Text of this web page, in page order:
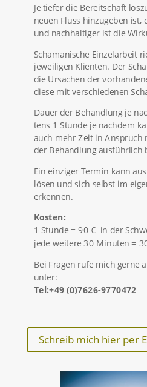
Je tiefer die Bereit­schaft
neuen Fluss hinzu­geben ist,
und nachhal­tiger ist die
Schaman­ische Einzel­ar­beit
jewei­ligen Klienten. Der
die Ursachen der
diese mit verschie­denen
Dauer der Behand­lung je
tens 1 Stunde je nachdem
auch mehr Zeit in Anspruch
der Behand­lung ausführ­lich
Ein einziger Termin kann
lösen und sich selbst im
erkennen.
Kosten:
1 Stunde = 90 € in der
jede weitere 30 Minuten =
Bei Fragen rufe mich gerne
unter:
Tel:+49 (0)7626-9770472
Schreib mich hier per